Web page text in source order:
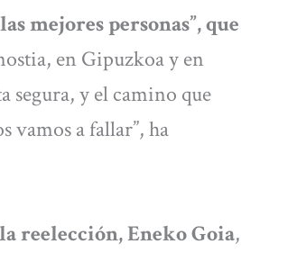
mejores personas”, que
en Gipuzkoa y en
segura, y el camino que
vamos a fallar”, ha
reelección, Eneko Goia,